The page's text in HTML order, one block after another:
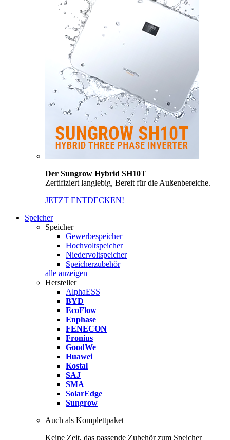
Der Sungrow Hybrid SH10T
Zertifiziert langlebig, Bereit für die Außenbereiche.
JETZT ENTDECKEN!
Speicher
Speicher
Gewerbespeicher
Hochvoltspeicher
Niedervoltspeicher
Speicherzubehör
alle anzeigen
Hersteller
AlphaESS
BYD
EcoFlow
Enphase
FENECON
Fronius
GoodWe
Huawei
Kostal
SAJ
SMA
SolarEdge
Sungrow
Auch als Komplettpaket
Keine Zeit, das passende Zubehör zum Speicher